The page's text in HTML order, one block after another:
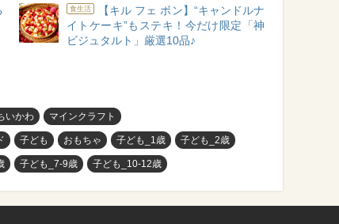
食生活
【キル フェ ボン】“キャンドルナ
イトケーキ”もステキ！今だけ限定「神
ビジュタルト」厳選10品♪
いかわ マインクラフト
子ども おもちゃ 子ども_1歳 子ども_2歳
子ども_7-9歳 子ども_10-12歳